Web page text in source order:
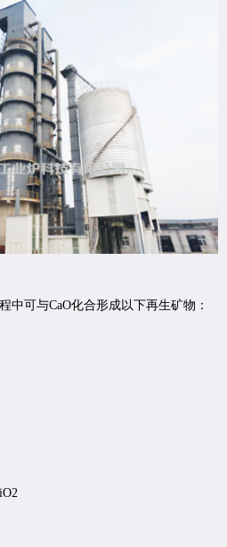
可与CaO化合形成以下再生矿物：